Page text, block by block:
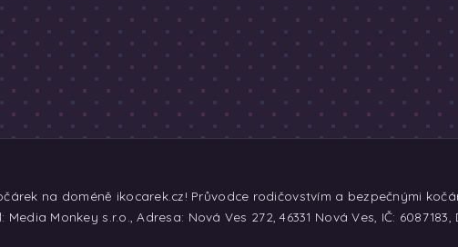
na doméně ikocarek.cz! Průvodce rodičovstvím a bezpečnými
Media Monkey s.r.o., Adresa: Nová Ves 272, 46331 Nová Ves, IČ: 6087183,